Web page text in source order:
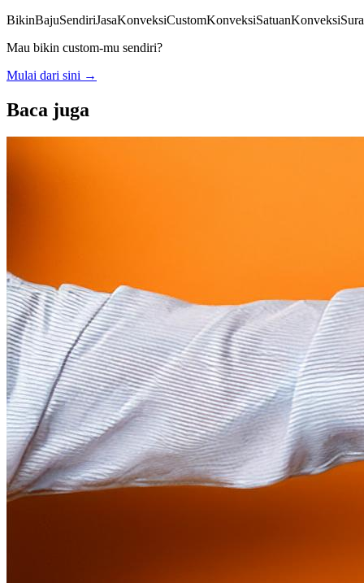
BikinBajuSendiriJasaKonveksiCustomKonveksiSatuan
Mau bikin custom-mu sendiri?
Mulai dari sini →
Baca juga